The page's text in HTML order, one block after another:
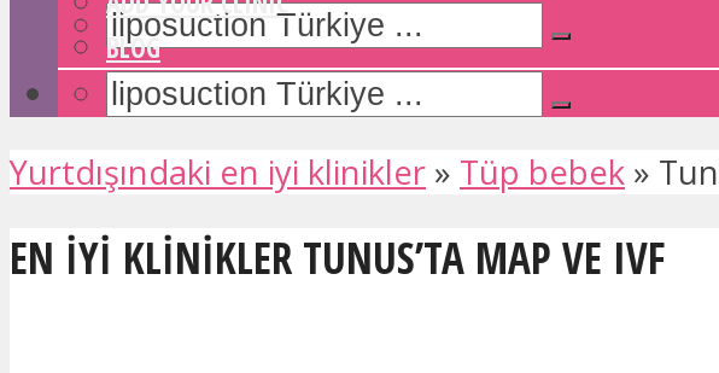
BLOG
Yurtdışındaki en iyi klinikler » Tüp bebek »
EN IYI KLINIKLER TUNUS’TA MAP VE IVF